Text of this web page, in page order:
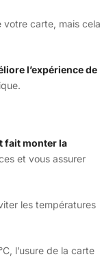
carte, mais cela
l’expérience de
fait monter la
et vous assurer
les températures
l’usure de la carte